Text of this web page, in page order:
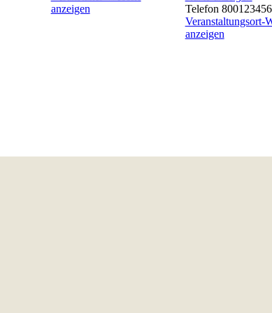
anzeigen
Telefon
Veranstaltungsort-
anzeigen